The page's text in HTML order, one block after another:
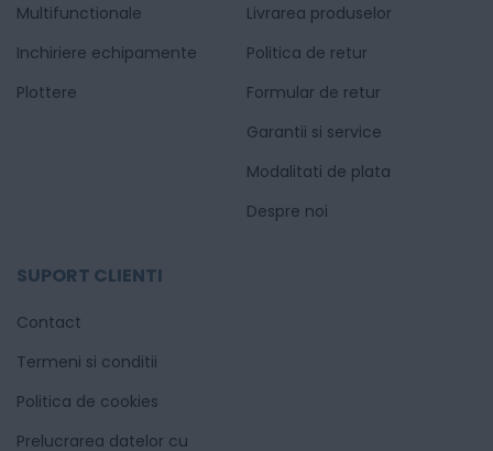
Multifunctionale
Inchiriere echipamente
Plottere
Livrarea produselor
Politica de retur
Formular de retur
Garantii si service
Modalitati de plata
Despre noi
SUPORT CLIENTI
Contact
Termeni si conditii
Politica de cookies
Prelucrarea datelor cu